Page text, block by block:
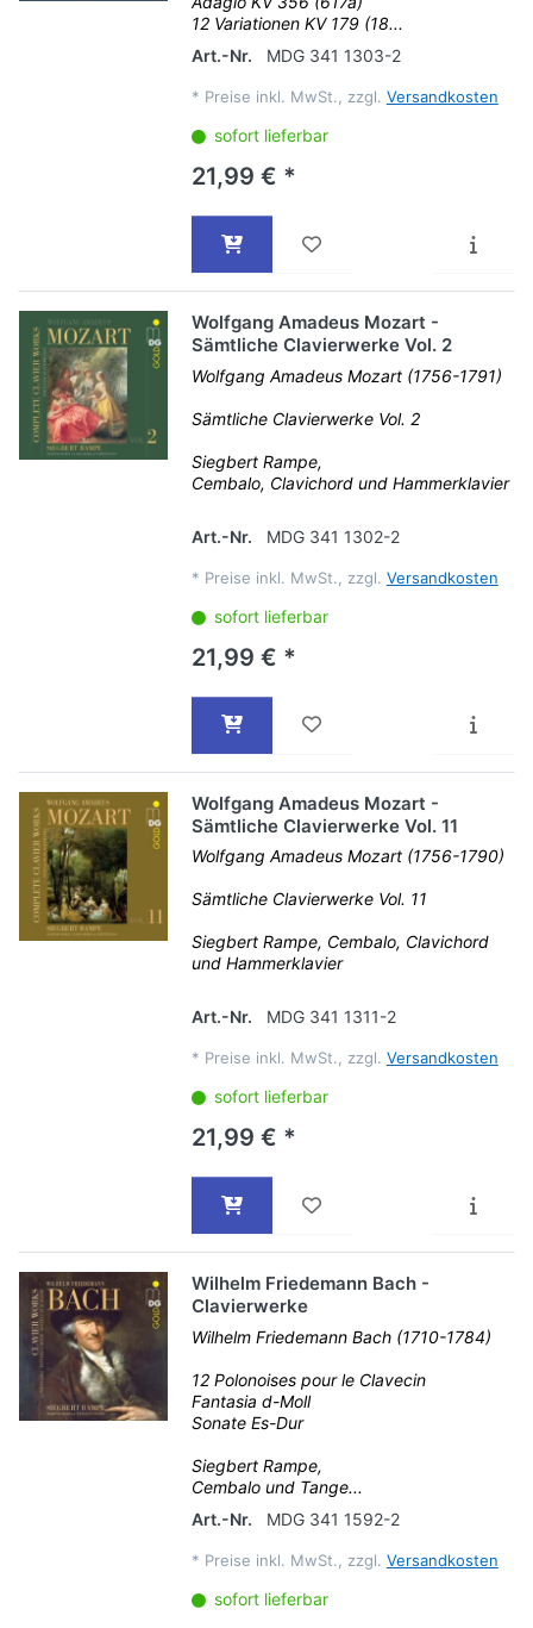
12 Variationen KV 179 (18...
Art.-Nr.
MDG 341 1303-2
* Preise inkl. MwSt., zzgl. Versandkosten
sofort lieferbar
21,99 € *
Wolfgang Amadeus Mozart -
Sämtliche Clavierwerke Vol. 2
Wolfgang Amadeus Mozart (1756-1791)
Sämtliche Clavierwerke Vol. 2
Siegbert Rampe,
Cembalo, Clavichord und Hammerklavier
Art.-Nr. MDG 341 1302-2
* Preise inkl. MwSt., zzgl. Versandkosten
sofort lieferbar
21,99 € *
Wolfgang Amadeus Mozart -
Sämtliche Clavierwerke Vol. 11
Wolfgang Amadeus Mozart (1756-1790)
Sämtliche Clavierwerke Vol. 11
Siegbert Rampe, Cembalo, Clavichord
und Hammerklavier
Art.-Nr. MDG 341 1311-2
* Preise inkl. MwSt., zzgl. Versandkosten
sofort lieferbar
21,99 € *
Wilhelm Friedemann Bach -
Clavierwerke
Wilhelm Friedemann Bach (1710-1784)
12 Polonoises pour le Clavecin
Fantasia d-Moll
Sonate Es-Dur
Siegbert Rampe,
Cembalo und Tange...
Art.-Nr.
MDG 341 1592-2
* Preise inkl. MwSt., zzgl. Versandkosten
sofort lieferbar